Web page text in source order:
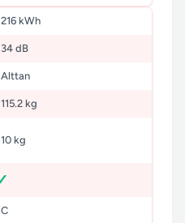
216 kWh
34 dB
Alttan
115.2 kg
10 kg
C